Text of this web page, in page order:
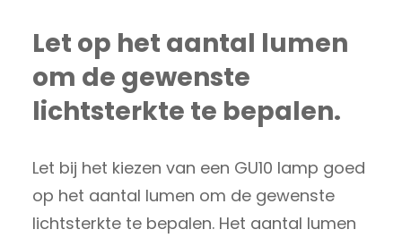
Let op het aantal lumen
om de gewenste
lichtsterkte te bepalen.
Let bij het kiezen van een GU10 lamp goed
op het aantal lumen om de gewenste
lichtsterkte te bepalen. Het aantal lumen